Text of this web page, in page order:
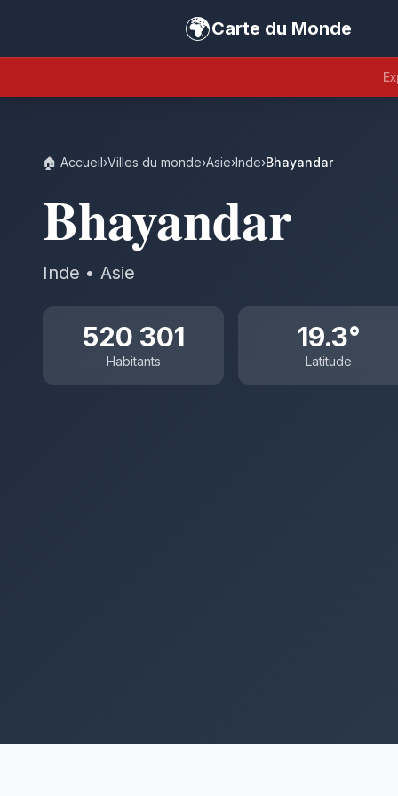
🌍Carte du Monde
🏠 Accueil›Villes du monde›Asie›Inde›Bhayandar
Bhayandar
Inde • Asie
520 301
Habitants
19.3°
Latitude